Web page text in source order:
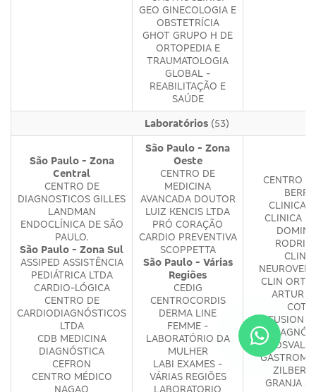
GEO GINECOLOGIA E
OBSTETRÍCIA
GHOT GRUPO H DE
ORTOPEDIA E
TRAUMATOLOGIA
GLOBAL -
REABILITAÇÃO E
SAÚDE
Laboratórios (53)
São Paulo - Zona
Central
CENTRO DE
DIAGNOSTICOS GILLES
LANDMAN
ENDOCLÍNICA DE SÃO
PAULO.
São Paulo - Zona Sul
ASSIPED ASSISTÊNCIA
PEDIÁTRICA LTDA
CARDIO-LÓGICA
CENTRO DE
CARDIODIAGNÓSTICOS
LTDA
CDB MEDICINA
DIAGNÓSTICA
CEFRON
CENTRO MÉDICO
NAGAO
São Paulo - Zona
Oeste
CENTRO DE
MEDICINA
AVANCADA DOUTOR
LUIZ KENCIS LTDA
PRÓ CORAÇÃO
CARDIO PREVENTIVA
SCOPPETTA
São Paulo - Várias
Regiões
CEDIG
CENTROCORDIS
DERMA LINE
FEMME -
LABORATÓRIO DA
MULHER
LABI EXAMES -
VÁRIAS REGIÕES
LABORATORIO
CENTRO
CLINICA
CLINICA
CLIN
ARTUR
DIFFUSION
DR
GRANJA